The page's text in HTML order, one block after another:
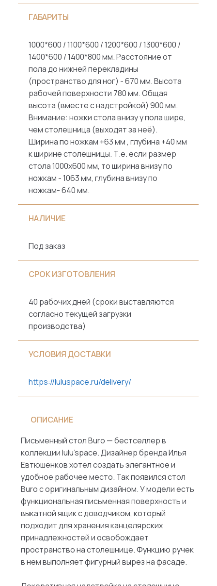
ГАБАРИТЫ
1000*600 / 1100*600 / 1200*600 / 1300*600 /
1400*600 / 1400*800 мм. Расстояние от
пола до нижней перекладины
(пространство для ног) - 670 мм. Высота
рабочей поверхности 780 мм. Общая
высота (вместе с надстройкой) 900 мм.
Внимание: ножки стола внизу у пола шире,
чем столешница (выходят за неё).
Ширина по ножкам +63 мм , глубина +40 мм
к ширине столешницы. Т.е. если размер
стола 1000х600 мм, то ширина внизу по
ножкам - 1063 мм, глубина внизу по
ножкам- 640 мм.
НАЛИЧИЕ
Под заказ
СРОК ИЗГОТОВЛЕНИЯ
40 рабочих дней (сроки выставляются
согласно текущей загрузки
производства)
УСЛОВИЯ ДОСТАВКИ
https://luluspace.ru/delivery/
ОПИСАНИЕ
Письменный стол Buro — бестселлер в
коллекции lulu’space. Дизайнер бренда Илья
Евтюшенков хотел создать элегантное и
удобное рабочее место. Так появился стол
Buro с оригинальным дизайном. У модели есть
функциональная письменная поверхность и
выкатной ящик с доводчиком, который
подходит для хранения канцелярских
принадлежностей и освобождает
пространство на столешнице. Функцию ручек
в нем выполняет фигурный вырез на фасаде.